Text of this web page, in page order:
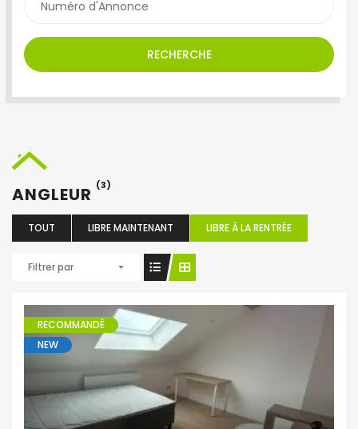
RECHERCHE
ANGLEUR (3)
TOUT LIBRE MAINTENANT LIBRE À LA RENTRÉE
Filtrer par
RECOMMANDÉ
NEW